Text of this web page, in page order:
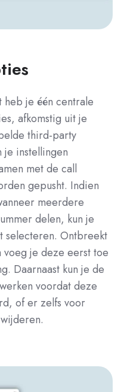
je één centrale
afkomstig uit je
third-party
je instellingen
met de call
gepusht. Indien
meerdere
delen, kun je
selecteren. Ontbreekt
je deze eerst toe
Daarnaast kun je de
voordat deze
of er zelfs voor